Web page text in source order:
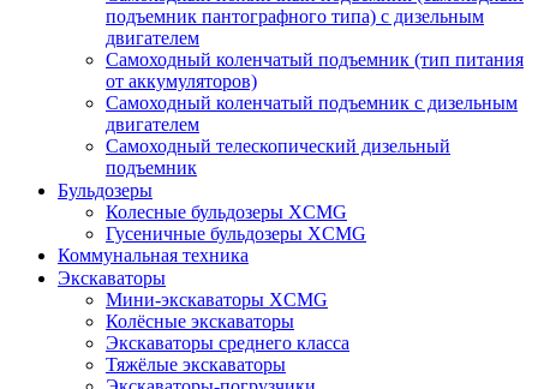
подъемник пантографного типа) с дизельным
двигателем
Самоходный коленчатый подъемник (тип питания
от аккумуляторов)
Самоходный коленчатый подъемник с дизельным
двигателем
Самоходный телескопический дизельный
подъемник
Бульдозеры
Колесные бульдозеры XCMG
Гусеничные бульдозеры XCMG
Коммунальная техника
Экскаваторы
Мини-экскаваторы XCMG
Колёсные экскаваторы
Экскаваторы среднего класса
Тяжёлые экскаваторы